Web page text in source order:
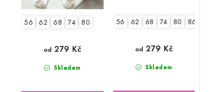
56 62 68 74 80
Skladem
od 279 Kč
56 62 68 74 80 86
Skladem
od 279 Kč